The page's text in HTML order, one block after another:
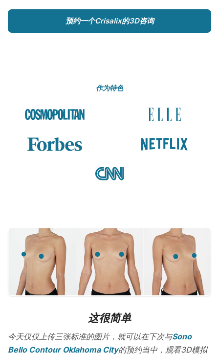
预约一个Crisalix的3D咨询
作为特色
这很简单
今天仅仅上传三张标准的图片，就可以在下次与Sono
Bello Contour Oklahoma City的预约当中，观看3D模拟